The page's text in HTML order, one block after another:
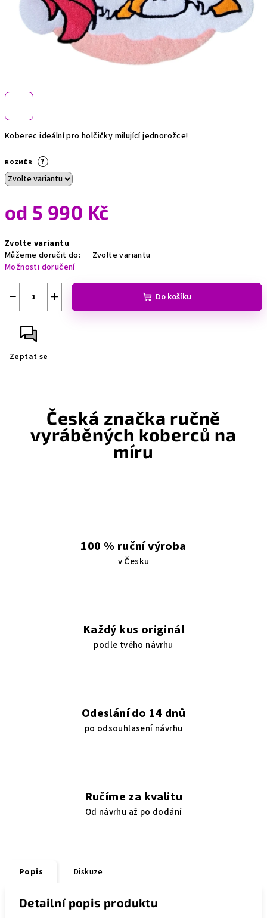
Koberec ideální pro holčičky milující jednorožce!
ROZMĚR ?
od 5 990 Kč
cena:
Zvolte variantu
Můžeme doručit do:
Zvolte variantu
Možnosti doručení
+
− Do košíku
Zeptat se
Česká značka ručně
vyráběných koberců na
míru
100 % ruční výroba
v Česku
Každý kus originál
podle tvého návrhu
Odeslání do 14 dnů
po odsouhlasení návrhu
Ručíme za kvalitu
Od návrhu až po dodání
Popis Diskuze
Detailní popis produktu